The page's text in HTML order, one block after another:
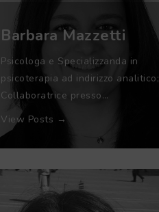
Barbara Mazzetti
Psicologa e Specializzanda in
psicoterapia ad indirizzo analitico;
Collaboratrice presso…
View Posts →